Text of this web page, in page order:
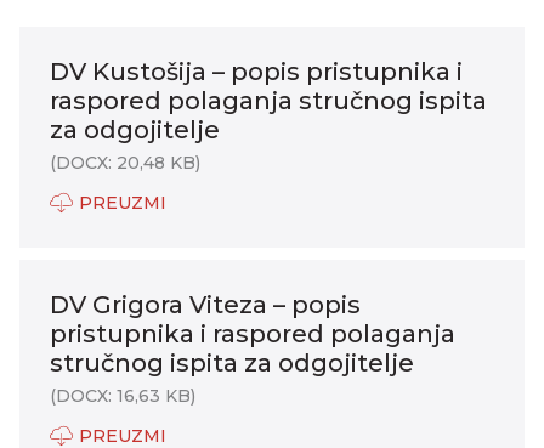
DV Kustošija – popis pristupnika i
raspored polaganja stručnog ispita
za odgojitelje
(DOCX: 20,48 KB)
PREUZMI
DV Grigora Viteza – popis
pristupnika i raspored polaganja
stručnog ispita za odgojitelje
(DOCX: 16,63 KB)
PREUZMI